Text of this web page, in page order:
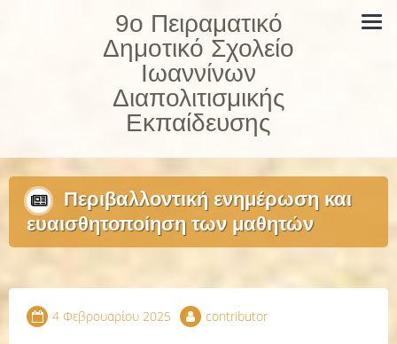
9ο Πειραματικό
Δημοτικό Σχολείο
Ιωαννίνων
Διαπολιτισμικής
Εκπαίδευσης
Περιβαλλοντική ενημέρωση και
ευαισθητοποίηση των μαθητών
4 Φεβρουαρίου 2025 contributor